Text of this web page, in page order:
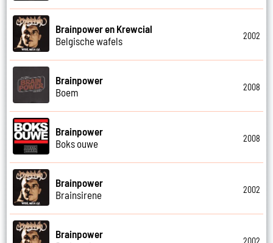
Brainpower en Krewcial
Belgische wafels
2002
Brainpower
Boem
2008
Brainpower
Boks ouwe
2008
Brainpower
Brainsirene
2002
Brainpower
2002